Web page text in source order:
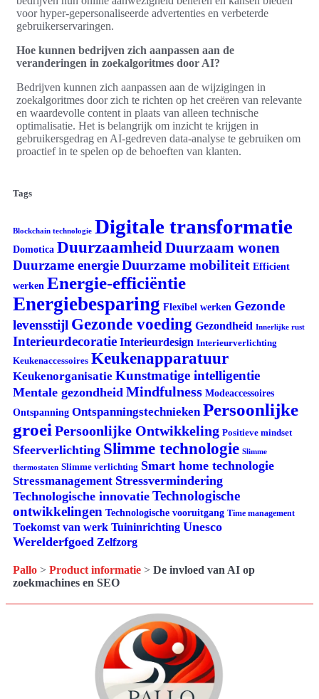
voor hyper-gepersonaliseerde advertenties en verbeterde
gebruikerservaringen.
Hoe kunnen bedrijven zich aanpassen aan de
veranderingen in zoekalgoritmes door AI?
Bedrijven kunnen zich aanpassen aan de wijzigingen in
zoekalgoritmes door zich te richten op het creëren van relevante
en waardevolle content in plaats van alleen technische
optimalisatie. Het is belangrijk om inzicht te krijgen in
gebruikersgedrag en AI-gedreven data-analyse te gebruiken om
proactief in te spelen op de behoeften van klanten.
Tags
Blockchain technologie Digitale transformatie
Domotica Duurzaamheid Duurzaam wonen
Duurzame energieDuurzame mobiliteit Efficient
werken Energie-efficiëntie
Energiebesparing Flexibel werken Gezonde
levensstijl Gezonde voeding Gezondheid Innerlijke rust
Interieurdecoratie Interieurdesign Interieurverlichting
Keukenaccessoires Keukenapparatuur
Keukenorganisatie Kunstmatige intelligentie
Mentale gezondheid Mindfulness Modeaccessoires
Ontspanning Ontspanningstechnieken Persoonlijke
groei Persoonlijke Ontwikkeling Positieve mindset
Sfeerverlichting Slimme technologie Slimme
thermostaten Slimme verlichting Smart home technologie
Stressmanagement Stressvermindering
Technologische innovatie Technologische
ontwikkelingen Technologische vooruitgang Time management
Toekomst van werk Tuininrichting Unesco
Werelderfgoed Zelfzorg
Pallo > Product informatie > De invloed van AI op
zoekmachines en SEO